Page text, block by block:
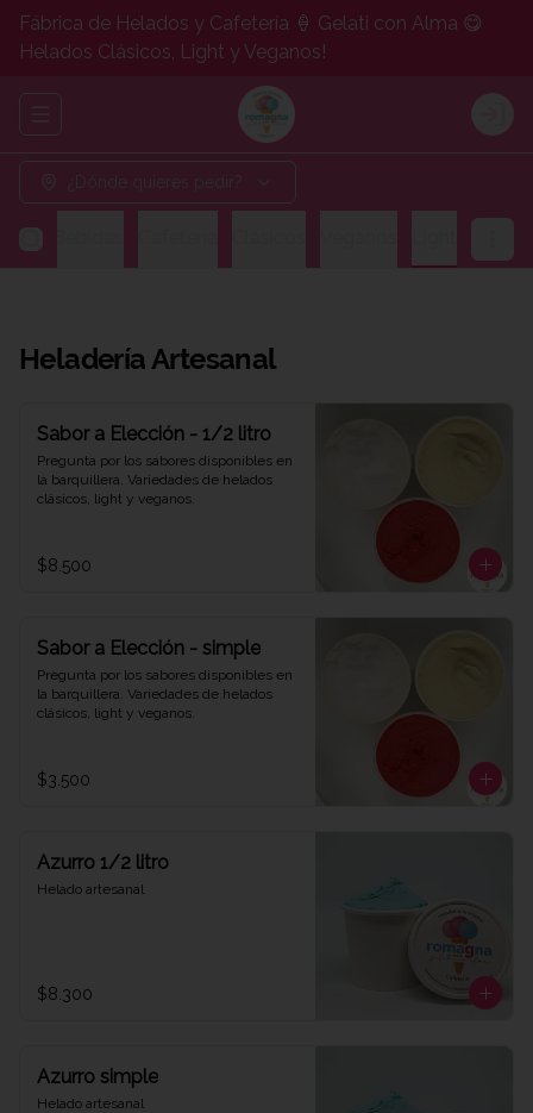
Fábrica de Helados y Cafetería 🍦 Gelati con Alma 😋
Helados Clásicos, Light y Veganos!
Abrir menu de navegación
¿Dónde quieres pedir?
y Bebidas
Heladería Artesanal
Sabor a Elección - 1/2 litro
Pregunta por los sabores disponibles en
la barquillera. Variedades de helados
clásicos, light y veganos.
$8.500
Sabor a Elección - simple
Pregunta por los sabores disponibles en
la barquillera. Variedades de helados
clásicos, light y veganos.
$3.500
Azurro 1/2 litro
Helado artesanal
$8.300
Azurro simple
Helado artesanal